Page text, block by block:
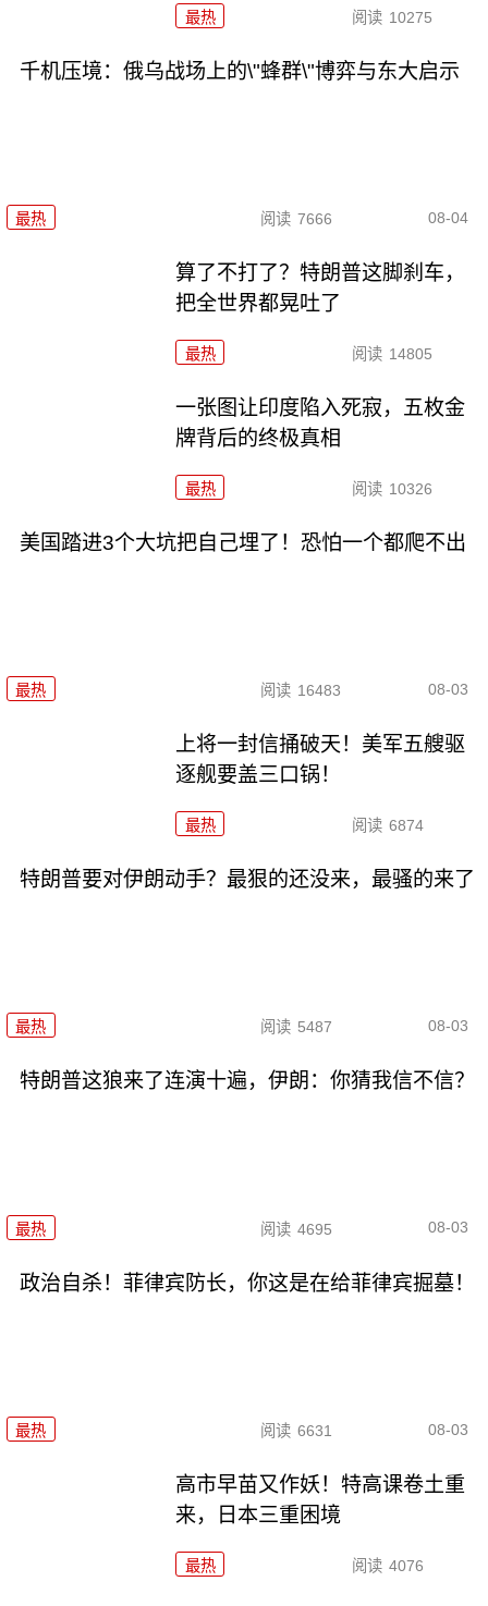
最热 阅读 10275
千机压境：俄乌战场上的\"蜂群\"博弈与东大启示
最热 阅读 7666 08-04
算了不打了？特朗普这脚刹车，
把全世界都晃吐了
最热 阅读 14805
一张图让印度陷入死寂，五枚金
牌背后的终极真相
最热 阅读 10326
美国踏进3个大坑把自己埋了！恐怕一个都爬不出
最热 阅读 16483 08-03
上将一封信捅破天！美军五艘驱
逐舰要盖三口锅！
最热 阅读 6874
特朗普要对伊朗动手？最狠的还没来，最骚的来了
最热 阅读 5487 08-03
特朗普这狼来了连演十遍，伊朗：你猜我信不信？
最热 阅读 4695 08-03
政治自杀！菲律宾防长，你这是在给菲律宾掘墓！
最热 阅读 6631 08-03
高市早苗又作妖！特高课卷土重
来，日本三重困境
最热 阅读 4076